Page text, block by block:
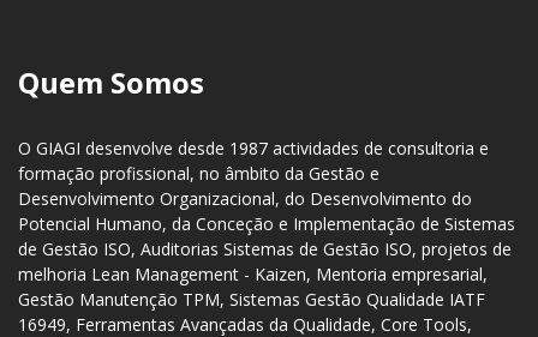
Quem Somos
O GIAGI desenvolve desde 1987 actividades de consultoria e
formação profissional, no âmbito da Gestão e
Desenvolvimento Organizacional, do Desenvolvimento do
Potencial Humano, da Conceção e Implementação de Sistemas
de Gestão ISO, Auditorias Sistemas de Gestão ISO, projetos de
melhoria Lean Management - Kaizen, Mentoria empresarial,
Gestão Manutenção TPM, Sistemas Gestão Qualidade IATF
16949, Ferramentas Avançadas da Qualidade, Core Tools,